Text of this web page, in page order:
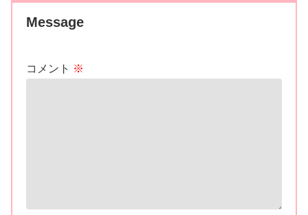
Message
コメント ※